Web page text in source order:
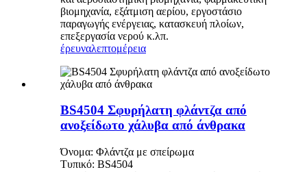
βιομηχανία, εξάτμιση αερίου, εργοστάσιο
παραγωγής ενέργειας, κατασκευή πλοίων,
επεξεργασία νερού κ.λπ.
έρευναλεπτομέρεια
BS4504 Σφυρήλατη φλάντζα από
ανοξείδωτο χάλυβα από άνθρακα
Όνομα: Φλάντζα με σπείρωμα
Τυπικό: BS4504